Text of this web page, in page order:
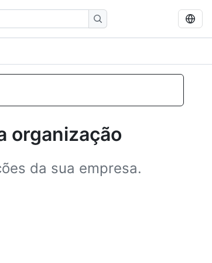
organização
da sua empresa.